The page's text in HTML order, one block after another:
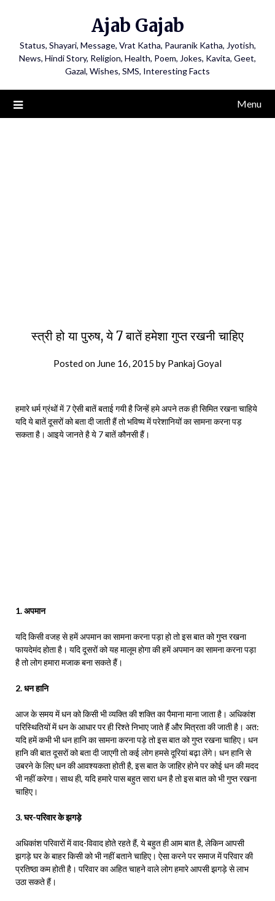
Ajab Gajab
Status, Shayari, Message, Vrat Katha, Pauranik Katha, Jyotish,
News, Hindi Story, Religion, Health, Poem, Jokes, Kavita, Geet,
Gazal, Wishes, SMS, Interesting Facts
Menu
स्त्री हो या पुरुष, ये 7 बातें हमेशा गुप्त रखनी चाहिए
Posted on June 16, 2015 by Pankaj Goyal
हमारे धर्म ग्रंथों में 7 ऐसी बातें बताई गयी है जिन्हें हमे अपने तक ही सिमित रखना चाहिये
यदि ये बातें दूसरों को बता दी जाती हैं तो भविष्य में परेशानियों का सामना करना पड़
सकता है। आइये जानते है ये 7 बातें कौनसी हैं।
1. अपमान
यदि किसी वजह से हमें अपमान का सामना करना पड़ा हो तो इस बात को गुप्त रखना
फायदेमंद होता है। यदि दूसरों को यह मालूम होगा की हमें अपमान का सामना करना पड़ा
है तो लोग हमारा मजाक बना सकते हैं।
2. धन हानि
आज के समय में धन को किसी भी व्यक्ति की शक्ति का पैमाना माना जाता है। अधिकांश
परिस्थितियों में धन के आधार पर ही रिश्ते निभाए जाते हैं और मित्रता की जाती है। अत:
यदि हमें कभी भी धन हानि का सामना करना पड़े तो इस बात को गुप्त रखना चाहिए। धन
हानि की बात दूसरों को बता दी जाएगी तो कई लोग हमसे दूरियां बढ़ा लेंगे। धन हानि से
उबरने के लिए धन की आवश्यकता होती है, इस बात के जाहिर होने पर कोई धन की मदद
भी नहीं करेगा। साथ ही, यदि हमारे पास बहुत सारा धन है तो इस बात को भी गुप्त रखना
चाहिए।
3. घर-परिवार के झगड़े
अधिकांश परिवारों में वाद-विवाद होते रहते हैं, ये बहुत ही आम बात है, लेकिन आपसी
झगड़े घर के बाहर किसी को भी नहीं बताने चाहिए। ऐसा करने पर समाज में परिवार की
प्रतिष्ठा कम होती है। परिवार का अहित चाहने वाले लोग हमारे आपसी झगड़े से लाभ
उठा सकते हैं।